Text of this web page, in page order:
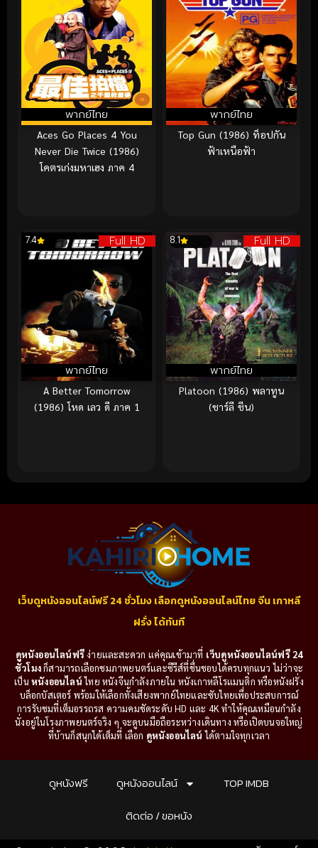
พากย์ไทย
Aces Go Places 4 You
Never Die Twice (1986)
โคตรเก่งมหาเฮง ภาค 4
พากย์ไทย
Top Gun (1986) ท็อปกัน
ฟ้าเหนือฟ้า
Full HD
พากย์ไทย
7.4
A Better Tomorrow
(1986) โหด เลว ดี ภาค 1
Full HD
พากย์ไทย
8.1
Platoon (1986) พลาทูน
(ชาร์ลี ชีน)
เว็บดูหนังออนไลน์ฟรี 24 ชั่วโมง เลือกดูหนังออนไลน์ไทย จีน เกาหลี
ฝรั่ง ได้ทันที
ดูหนังออนไลน์ฟรีง่ายและสะดวก แค่คุณเข้ามาที่ เว็บดูหนังออนไลน์ฟรี 24
ชั่วโมงก็สามารถเลือกชมภาพยนตร์และซีรีส์ที่ชื่นชอบได้ครบทุกแนว ไม่ว่าจะ
เป็นหนังออนไลน์ไทย หนังจีนกำลังภายใน หนังเกาหลีโรแมนติก หรือหนังฝรั่ง
บล็อกบัสเตอร์ พร้อมให้เลือกทั้งเสียงพากย์ไทยและซับไทยเพื่อประสบการณ์
การรับชมที่เต็มอรรถรส ความคมชัดระดับ HD และ 4K ทำให้คุณเหมือนกำลัง
นั่งอยู่ในโรงภาพยนตร์จริง ๆ จะดูบนมือถือระหว่างเดินทาง หรือเปิดบนจอใหญ่
ที่บ้านก็สนุกได้เต็มที่ เลือก ดูหนังออนไลน์ ได้ตามใจทุกเวลา
ดูหนังฟรี ดูหนังออนไลน์
TOP IMDB
ติดต่อ / ขอหนัง